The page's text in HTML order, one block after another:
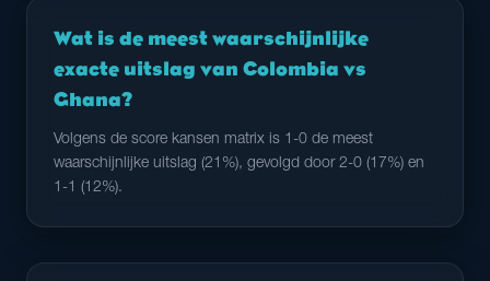
Wat is de meest waarschijnlijke
exacte uitslag van Colombia vs
Ghana?
Volgens de score kansen matrix is 1-0 de meest
waarschijnlijke uitslag (21%), gevolgd door 2-0 (17%) en
1-1 (12%).